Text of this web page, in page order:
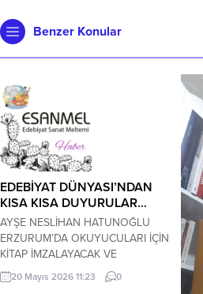
Benzer Konular
EDEBİYAT DÜNYASI’NDAN
KISA KISA DUYURULAR…
AYŞE NESLİHAN HATUNOĞLU
ERZURUM’DA OKUYUCULARI İÇİN
KİTAP İMZALAYACAK VE
SÖYLEŞİDE BULUNACAK… KERİM
ÖZBEKLER GAZETECİ-YAZAR-ŞAİR
20 Mayıs 2026 11:23 0